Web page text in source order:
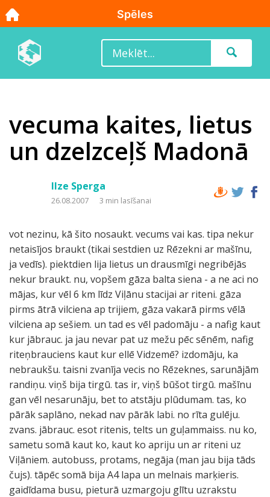
vecuma kaites, lietus
un dzelzceļš Madonā
Ilze Sperga
26.08.2007 3 min lasīšanai
vot nezinu, kā šito nosaukt. vecums vai kas. tipa nekur
netaisījos braukt (tikai sestdien uz Rēzekni ar mašīnu,
ja vedīs). piektdien lija lietus un drausmīgi negribējās
nekur braukt. nu, vopšem gāza balta siena - a ne aci no
mājas, kur vēl 6 km līdz Viļānu stacijai ar riteni. gāza
pirms ātrā vilciena ap trijiem, gāza vakarā pirms vēlā
vilciena ap sešiem. un tad es vēl padomāju - a nafig kaut
kur jābrauc. ja jau nevar pat uz mežu pēc sēnēm, nafig
riteņbrauciens kaut kur ellē Vidzemē? izdomāju, ka
nebraukšu. taisni zvanīja vecis no Rēzeknes, sarunājām
randiņu. viņš bija tirgū. tas ir, viņš būšot tirgū. mašīnu
gan vēl nesarunāju, bet to atstāju plūdumam. tas, ko
pārāk saplāno, nekad nav pārāk labi. no rīta gulēju.
zvans. jābrauc. esot ritenis, telts un guļammaiss. nu ko,
sametu somā kaut ko, kaut ko apriju un ar riteni uz
Viļāniem. autobuss, protams, negāja (man jau bija tāds
čujs). tāpēc somā bija A4 lapa un melnais marķieris.
gaidīdama busu, pieturā uzmargoju glītu uzrakstu